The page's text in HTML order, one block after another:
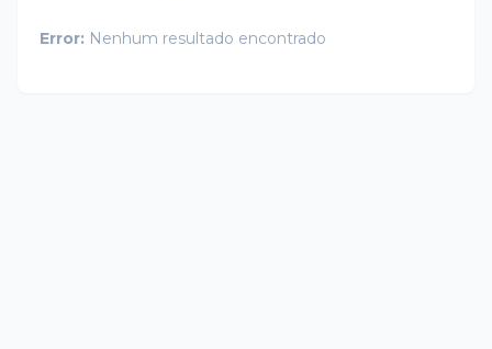
Error: Nenhum resultado encontrado